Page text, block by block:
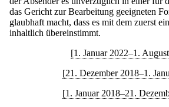
das Gericht zur Bearbeitung geeigneten
glaubhaft macht, dass es mit dem zuerst
inhaltlich übereinstimmt.
[1. Januar 2022–1.
[21. Dezember 2018–1.
[1. Januar 2018–21.